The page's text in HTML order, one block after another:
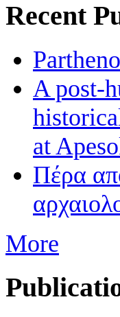
Recent
A post-
at
Πέρα
More